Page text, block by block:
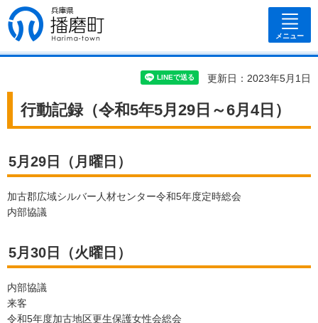
兵庫県 播磨
町
メニュー
更新日：2023年5月1日
行動記録（令和5年5月29日～6月4日）
5月29日（月曜日）
加古郡広域シルバー人材センター令和5年度定時総会
内部協議
5月30日（火曜日）
内部協議
来客
令和5年度加古地区更生保護女性会総会